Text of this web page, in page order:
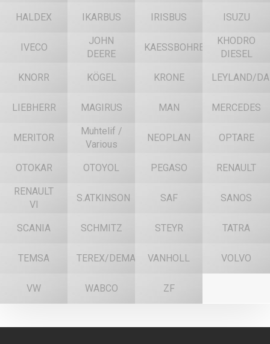
HALDEX IKARBUS IRISBUS ISUZU
IVECO
JOHN
DEERE
KAESSBOHRER
KHODRO
DIESEL
KNORR KÖGEL KRONE LEYLAND/
LIEBHERR MAGIRUS MAN MERCEDES
MERITOR
Muhtelif /
Various
NEOPLAN OPTARE
OTOKAR OTOYOL PEGASO RENAULT
RENAULT
VI
S.ATKINSON SAF SANOS
SCANIA SCHMITZ STEYR TATRA
TEMSA TEREX/DEMAG VANHOLL VOLVO
VW WABCO ZF